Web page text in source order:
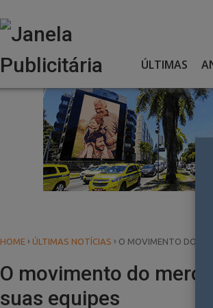
ÚLTIMAS
HOME › ÚLTIMAS NOTÍCIAS › O MOVIMENTO DO
O movimento do
suas equipes